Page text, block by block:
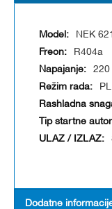
NEK
R404a
220
Dodatne